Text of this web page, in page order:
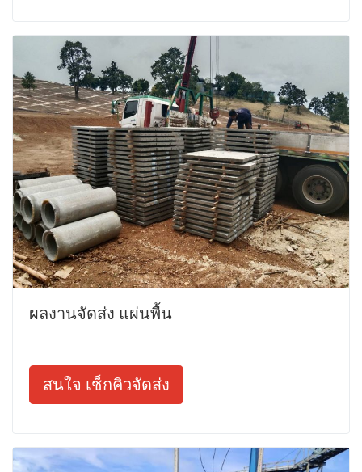
ผลงานจัดส่ง แผ่นพื้น
สนใจ เช็กคิวจัดส่ง